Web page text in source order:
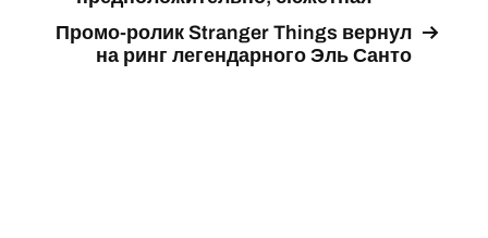
Промо-ролик Stranger Things вернул
на ринг легендарного Эль Санто